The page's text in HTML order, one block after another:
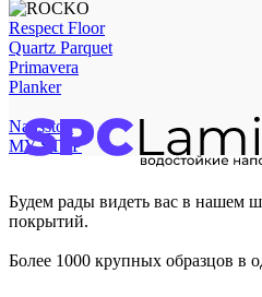
Respect Floor
Quartz Parquet
Primavera
Planker
Natisston
MY STEP
Будем рады видеть вас в нашем
покрытий.
Более 1000 крупных образцов в